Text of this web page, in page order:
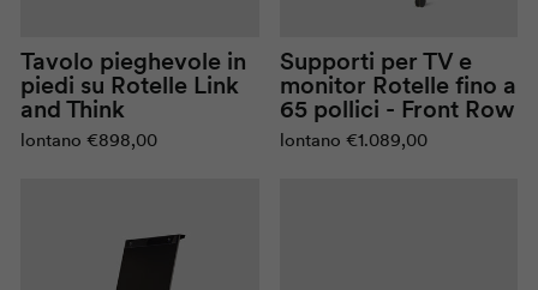
Tavolo pieghevole in
piedi su Rotelle Link
and Think
lontano €898,00
Supporti per TV e
monitor Rotellefino a
65 pollici - Front Row
lontano €1.089,00